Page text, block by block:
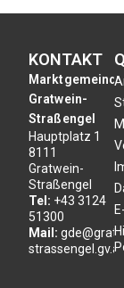
KONTAKT
Marktgemeinde
Gratwein-
Straßengel
Hauptplatz 1
8111
Gratwein-
Straßengel
Tel: +43 3124
51300
Mail:
strassengel.gv.at